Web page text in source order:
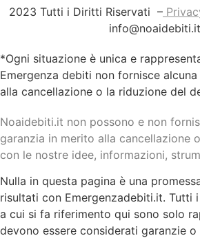
2023 Tutti i Diritti Riservati –
info@noaidebiti.it
*Ogni situazione è unica e
Emergenza debiti non fornisce
alla cancellazione o la riduzione del
Noaidebiti.it non possono e non
garanzia in merito alla cancellazione
con le nostre idee, informazioni,
Nulla in questa pagina è una
risultati con Emergenzadebiti.it. Tutti
a cui si fa riferimento qui sono solo
devono essere considerati garanzie o